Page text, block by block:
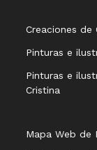
Creaciones de
Pinturas e
Pinturas e
Cristina
Mapa Web de